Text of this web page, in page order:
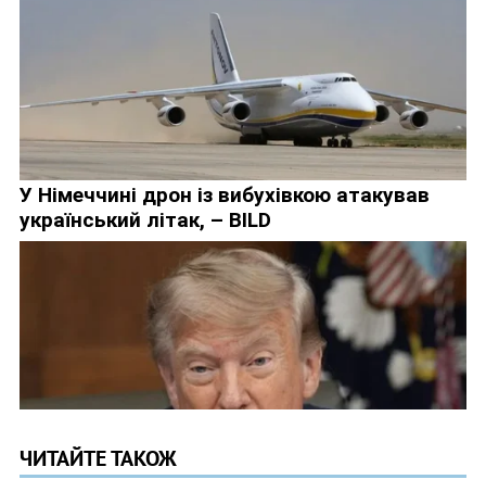
ЧИТАЙТЕ ТАКОЖ